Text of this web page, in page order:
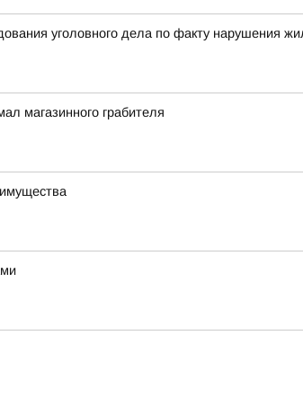
уголовного дела по факту нарушения
магазинного грабителя